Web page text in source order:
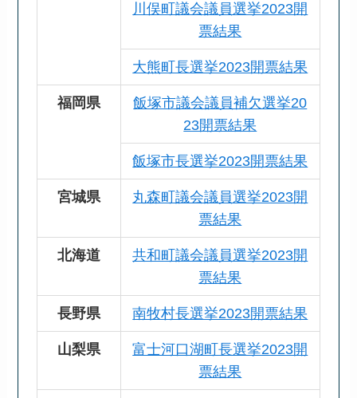
川俣町議会議員選挙2023開
票結果
大熊町長選挙2023開票結果
福岡県
飯塚市議会議員補欠選挙20
23開票結果
飯塚市長選挙2023開票結果
宮城県
丸森町議会議員選挙2023開
票結果
北海道
共和町議会議員選挙2023開
票結果
長野県 南牧村長選挙2023開票結果
山梨県
富士河口湖町長選挙2023開
票結果